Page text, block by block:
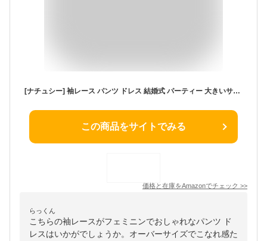
[ナチュシー] 袖レース パンツ ドレス 結婚式 パーティー 大きいサイズ (XL, ブラック)
この商品をサイトでみる
価格と在庫をAmazonでチェック >>
らっくん
こちらの袖レースがフェミニンでおしゃれなパンツ ド
レスはいかがでしょうか。オーバーサイズでこなれ感た